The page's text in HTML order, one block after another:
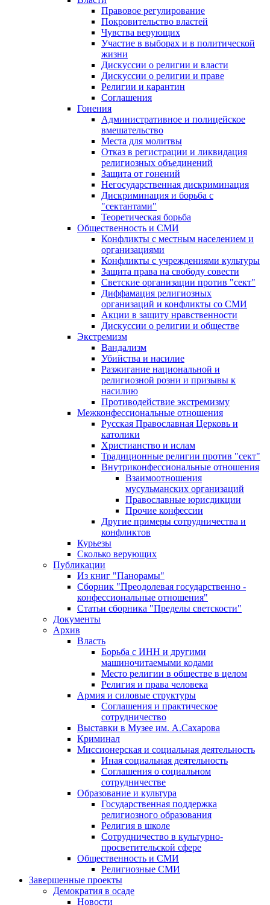
Правовое регулирование
Покровительство властей
Чувства верующих
Участие в выборах и в политической
жизни
Дискуссии о религии и власти
Дискуссии о религии и праве
Религии и карантин
Соглашения
Гонения
Административное и полицейское
вмешательство
Места для молитвы
Отказ в регистрации и ликвидация
религиозных объединений
Защита от гонений
Негосударственная дискриминация
Дискриминация и борьба с
"сектантами"
Теоретическая борьба
Общественность и СМИ
Конфликты с местным населением и
организациями
Конфликты с учреждениями культуры
Защита права на свободу совести
Светские организации против "сект"
Диффамация религиозных
организаций и конфликты со СМИ
Акции в защиту нравственности
Дискуссии о религии и обществе
Экстремизм
Вандализм
Убийства и насилие
Разжигание национальной и
религиозной розни и призывы к
насилию
Противодействие экстремизму
Межконфессиональные отношения
Русская Православная Церковь и
католики
Христианство и ислам
Традиционные религии против "сект"
Внутриконфессиональные отношения
Взаимоотношения
мусульманских организаций
Православные юрисдикции
Прочие конфессии
Другие примеры сотрудничества и
конфликтов
Курьезы
Сколько верующих
Публикации
Из книг "Панорамы"
Сборник "Преодолевая государственно -
конфессиональные отношения"
Статьи сборника "Пределы светскости"
Документы
Архив
Власть
Борьба с ИНН и другими
машиночитаемыми кодами
Место религии в обществе в целом
Религия и права человека
Армия и силовые структуры
Соглашения и практическое
сотрудничество
Выставки в Музее им. А.Сахарова
Криминал
Миссионерская и социальная деятельность
Иная социальная деятельность
Соглашения о социальном
сотрудничестве
Образование и культура
Государственная поддержка
религиозного образования
Религия в школе
Сотрудничество в культурно-
просветительской сфере
Общественность и СМИ
Религиозные СМИ
Завершенные проекты
Демократия в осаде
Новости